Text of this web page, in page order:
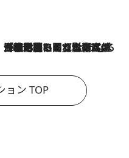
2026.8.3
「住宅建てられない…」「サーチャージ料の高値が続いている」ホルムズ海峡封鎖による影響はいつまで続く？《エネルギー専門家に聞く“どうなる日本の暮らし”》
ョン TOP